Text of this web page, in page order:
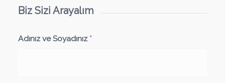
Biz Sizi Arayalım
Adınız ve Soyadınız *